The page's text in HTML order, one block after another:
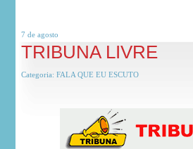
7 de agosto
TRIBUNA LIVRE
Categoria: FALA QUE EU ESCUTO